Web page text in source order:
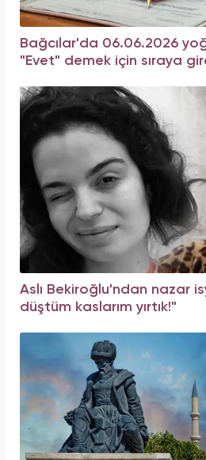
Bağcılar'da 06.06.2026
"Evet" demek için sıraya
Aslı Bekiroğlu'ndan nazar
düştüm kaslarım yırtık!"